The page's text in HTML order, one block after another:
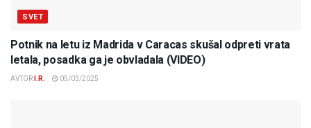
SVET
Potnik na letu iz Madrida v Caracas skušal odpreti vrata
letala, posadka ga je obvladala (VIDEO)
AVTOR I.R. 05/03/2025